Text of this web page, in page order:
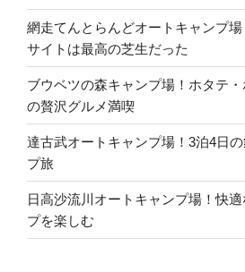
網走てんとらんどオートキャンプ
サイトは最高の芝生だった
ブウベツの森キャンプ場！ホタテ
の贅沢グルメ満喫
達古武オートキャンプ場！3泊4日
プ旅
日高沙流川オートキャンプ場！快
プを楽しむ